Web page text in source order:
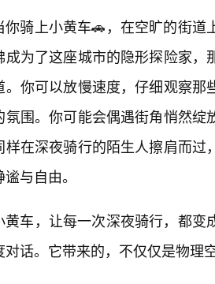
你骑上小黄车🚗，在空旷的街
成为了这座城市的隐形探险家
。你可以放慢速度，仔细观察
氛围。你可能会偶遇街角悄然
样在深夜骑行的陌生人擦肩而
与自由。
黄车，让每一次深夜骑行，都变
对话。它带来的，不仅仅是物理